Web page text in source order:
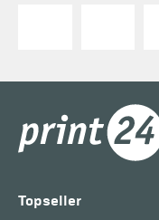
Topseller